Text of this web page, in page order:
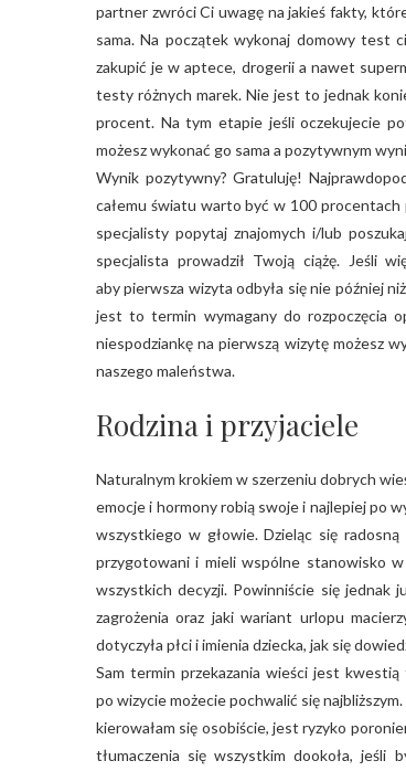
partner zwróci Ci uwagę na jakieś fakty,
sama. Na początek wykonaj domowy test
zakupić je w aptece, drogerii a nawet
testy różnych marek. Nie jest to jednak
procent. Na tym etapie jeśli oczekujecie
możesz wykonać go sama a pozytywnym
Wynik pozytywny? Gratuluję!
całemu światu warto być w 100 procentach
specjalisty popytaj znajomych i/lub
specjalista prowadził Twoją ciążę. Jeśli
aby pierwsza wizyta odbyła się nie później
jest to termin wymagany do rozpoczęcia
niespodziankę na pierwszą wizytę możesz
naszego maleństwa.
Rodzina i przyjaciele
Naturalnym krokiem w szerzeniu dobrych
emocje i hormony robią swoje i najlepiej po
wszystkiego w głowie. Dzieląc się
przygotowani i mieli wspólne stanowisko
wszystkich decyzji. Powinniście się jednak
zagrożenia oraz jaki wariant urlopu
dotyczyła płci i imienia dziecka, jak się
Sam termin przekazania wieści jest
po wizycie możecie pochwalić się
kierowałam się osobiście, jest ryzyko
tłumaczenia się wszystkim dookoła, jeśli